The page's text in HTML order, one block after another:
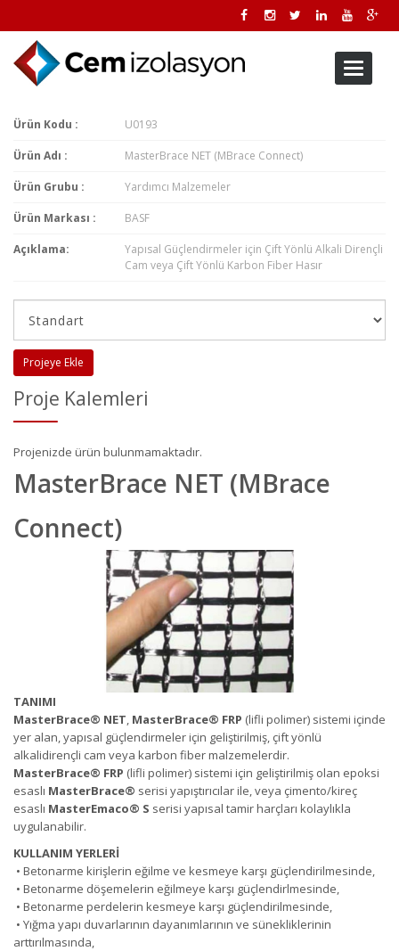
Toggle
Ürün Kodu : U0193
Ürün Adı : MasterBrace NET (MBrace Connect)
Ürün Grubu : Yardımcı Malzemeler
Ürün Markası : BASF
Açıklama:
Yapısal Güçlendirmeler için Çift Yönlü Alkali Dirençli
Cam veya Çift Yönlü Karbon Fiber Hasır
Projeye Ekle
Proje Kalemleri
Projenizde ürün bulunmamaktadır.
MasterBrace NET (MBrace
Connect)
TANIMI
MasterBrace® NET, MasterBrace® FRP (lifli polimer) sistemi içinde
yer alan, yapısal güçlendirmeler için geliştirilmiş, çift yönlü
alkalidirençli cam veya karbon fiber malzemelerdir.
MasterBrace® FRP (lifli polimer) sistemi için geliştirilmiş olan epoksi
esaslı MasterBrace® serisi yapıştırıcılar ile, veya çimento/kireç
esaslı MasterEmaco® S serisi yapısal tamir harçları kolaylıkla
uygulanabilir.
KULLANIM YERLERİ
• Betonarme kirişlerin eğilme ve kesmeye karşı güçlendirilmesinde,
• Betonarme döşemelerin eğilmeye karşı güçlendirlmesinde,
• Betonarme perdelerin kesmeye karşı güçlendirilmesinde,
• Yığma yapı duvarlarının dayanımlarının ve sünekliklerinin
arttırılmasında,